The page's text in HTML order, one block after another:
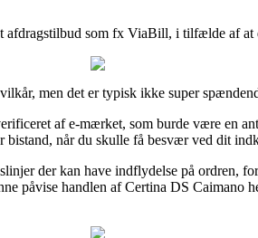
som fx ViaBill, i tilfælde af at
men det er typisk ikke super
af e-mærket, som burde være en
bistand, når du skulle få besvær ved dit
der kan have indflydelse på ordren,
påvise handlen af Certina DS Caimano